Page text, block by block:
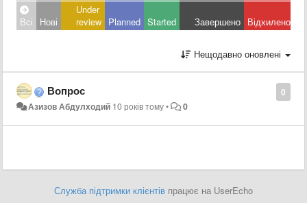
Всі Нові
Under
review Planned Started Завершено Відхилено
Нещодавно оновлені
0
Вопрос
Азизов Абдулходий 10 років тому• 0
Служба підтримки клієнтів працює на UserEcho